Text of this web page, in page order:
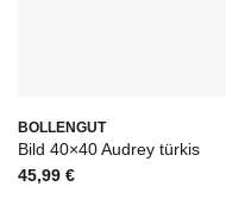
BOLLENGUT
Bild 40×40 Audrey türkis
45,99 €